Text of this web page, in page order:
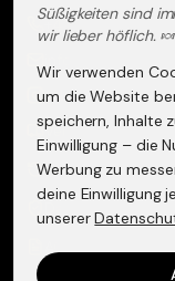
+49 (0) 6249 -
Versand &
Widerruf &
Süßigkeiten sind
wir lieber höflich. 🍬
Wir verwenden
um die Website
speichern, Inhalte
Einwilligung – die
Werbung zu
deine Einwilligung
unserer